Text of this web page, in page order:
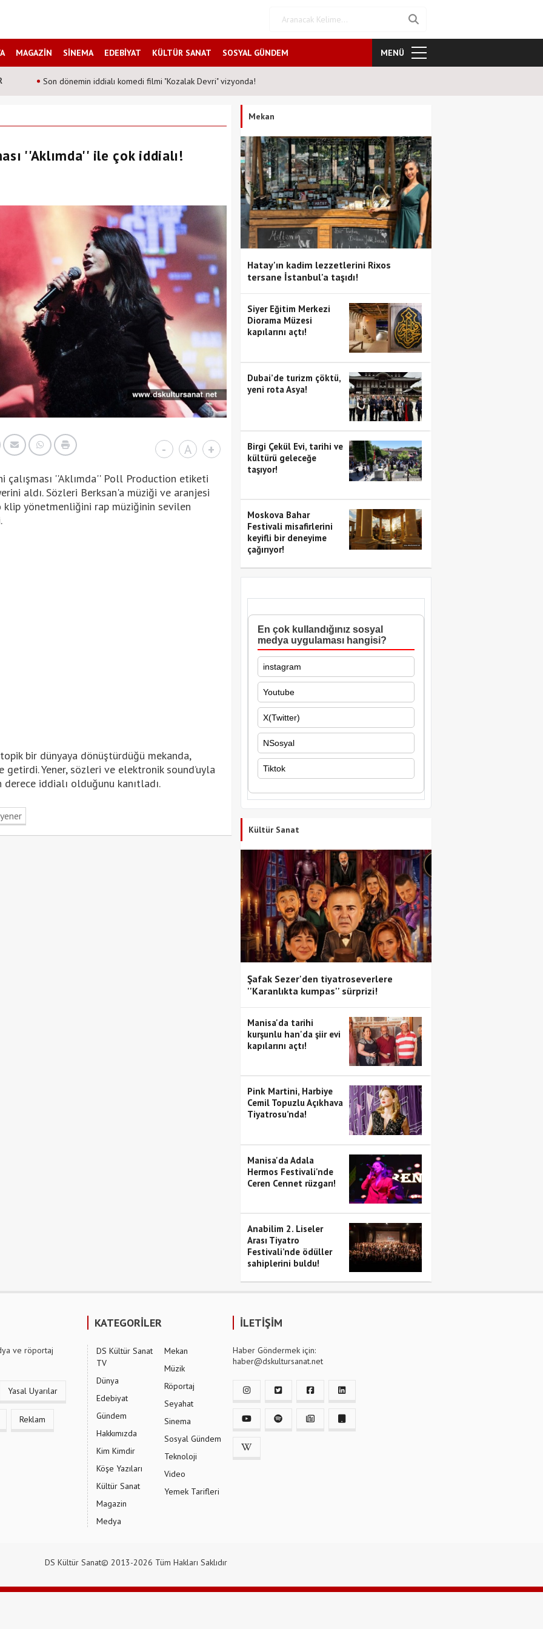
MAGAZİN SİNEMA EDEBİYAT KÜLTÜR SANAT SOSYAL GÜNDEM MENÜ
Son dönemin iddialı komedi filmi "Kozalak Devri" vizyonda!
''Aklımda'' ile çok iddialı!
- A +
çalışması ''Aklımda'' Poll Production etiketi
aldı. Sözleri Berksan'a müziği ve aranjesi
klip yönetmenliğini rap müziğinin sevilen
bir dünyaya dönüştürdüğü mekanda,
getirdi. Yener, sözleri ve elektronik sound’uyla
iddialı olduğunu kanıtladı.
Mekan
Hatay'ın kadim lezzetlerini Rixos
tersane İstanbul'a taşıdı!
Siyer Eğitim Merkezi
Diorama Müzesi
kapılarını açtı!
Dubai’de turizm çöktü,
yeni rota Asya!
Birgi Çekül Evi, tarihi ve
kültürü geleceğe
taşıyor!
Moskova Bahar
Festivali misafirlerini
keyifli bir deneyime
çağırıyor!
En çok kullandığınız sosyal
medya uygulaması hangisi?
instagram
Youtube
X(Twitter)
NSosyal
Tiktok
Kültür Sanat
Şafak Sezer'den tiyatroseverlere
''Karanlıkta kumpas'' sürprizi!
Manisa'da tarihi
kurşunlu han'da şiir evi
kapılarını açtı!
Pink Martini, Harbiye
Cemil Topuzlu Açıkhava
Tiyatrosu’nda!
Manisa'da Adala
Hermos Festivali'nde
Ceren Cennet rüzgarı!
Anabilim 2. Liseler
Arası Tiyatro
Festivali’nde ödüller
sahiplerini buldu!
ve röportaj
Yasal Uyarılar
Reklam
KATEGORİLER
DS Kültür Sanat
TV
Dünya
Edebiyat
Gündem
Hakkımızda
Kim Kimdir
Köşe Yazıları
Kültür Sanat
Magazin
Medya
Mekan
Müzik
Röportaj
Seyahat
Sinema
Sosyal Gündem
Teknoloji
Video
Yemek Tarifleri
İLETİŞİM
Haber Göndermek için:
haber@dskultursanat.net
DS Kültür Sanat© 2013-2026 Tüm Hakları Saklıdır